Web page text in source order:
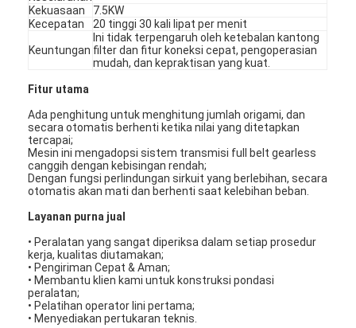
Kekuasaan
7.5KW
Kecepatan
20 tinggi 30 kali lipat per menit
Keuntungan
Ini tidak terpengaruh oleh ketebalan kantong
filter dan fitur koneksi cepat, pengoperasian
mudah, dan kepraktisan yang kuat.
Fitur utama
Ada penghitung untuk menghitung jumlah origami, dan
secara otomatis berhenti ketika nilai yang ditetapkan
tercapai;
Mesin ini mengadopsi sistem transmisi full belt gearless
canggih dengan kebisingan rendah;
Dengan fungsi perlindungan sirkuit yang berlebihan, secara
otomatis akan mati dan berhenti saat kelebihan beban.
Layanan purna jual
• Peralatan yang sangat diperiksa dalam setiap prosedur
kerja, kualitas diutamakan;
• Pengiriman Cepat & Aman;
• Membantu klien kami untuk konstruksi pondasi
peralatan;
• Pelatihan operator lini pertama;
• Menyediakan pertukaran teknis.